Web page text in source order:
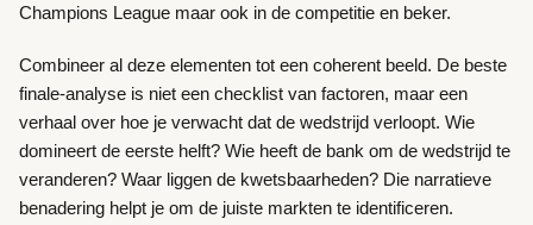
Champions League maar ook in de competitie en beker.
Combineer al deze elementen tot een coherent beeld. De beste
finale-analyse is niet een checklist van factoren, maar een
verhaal over hoe je verwacht dat de wedstrijd verloopt. Wie
domineert de eerste helft? Wie heeft de bank om de wedstrijd te
veranderen? Waar liggen de kwetsbaarheden? Die narratieve
benadering helpt je om de juiste markten te identificeren.